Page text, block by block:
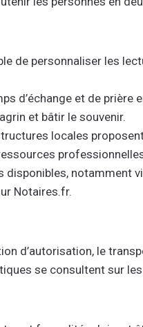
de personnaliser les
d’échange et de prière
et bâtir le souvenir.
locales
notamment
Notaires.fr.
d’autorisation, le
se consultent sur